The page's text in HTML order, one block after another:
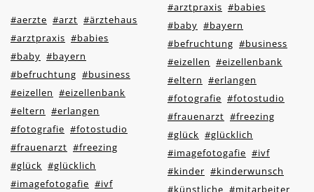
#aerzte #arzt #ärztehaus
#arztpraxis #babies
#baby #bayern
#befruchtung #business
#eizellen #eizellenbank
#eltern #erlangen
#fotografie #fotostudio
#frauenarzt #freezing
#glück #glücklich
#imagefotogafie #ivf
#arztpraxis #babies
#baby #bayern
#befruchtung #business
#eizellen #eizellenbank
#eltern #erlangen
#fotografie #fotostudio
#frauenarzt #freezing
#glück #glücklich
#imagefotogafie #ivf
#kinder #kinderwunsch
#künstliche #mitarbeiter